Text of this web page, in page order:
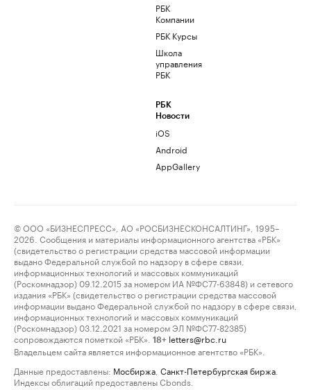
РБК
Компании
РБК Курсы
Школа
управления
РБК
РБК
Новости
iOS
Android
AppGallery
© ООО «БИЗНЕСПРЕСС», АО «РОСБИЗНЕСКОНСАЛТИНГ», 1995–
2026. Сообщения и материалы информационного агентства «РБК»
(свидетельство о регистрации средства массовой информации
выдано Федеральной службой по надзору в сфере связи,
информационных технологий и массовых коммуникаций
(Роскомнадзор) 09.12.2015 за номером ИА №ФС77-63848) и сетевого
издания «РБК» (свидетельство о регистрации средства массовой
информации выдано Федеральной службой по надзору в сфере связи,
информационных технологий и массовых коммуникаций
(Роскомнадзор) 03.12.2021 за номером ЭЛ №ФС77-82385)
сопровождаются пометкой «РБК».
18+ letters@rbc.ru
Владельцем сайта является информационное агентство «РБК».
Данные предоставлены: Мосбиржа Санкт-Петербургская биржа
Индексы облигаций предоставлены Cbonds.